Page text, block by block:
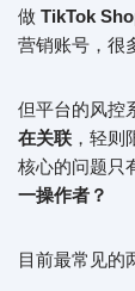
做 TikTok
营销账号，很
但平台的风控
在关联 ，轻则
核心的问题只
一操作者？
目前最常见的